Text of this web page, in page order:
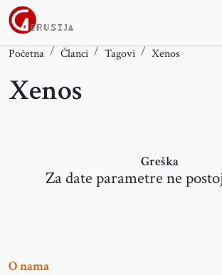
Početna Članci Tagovi Xenos
Xenos
Greška
Za date parametre ne
O nama